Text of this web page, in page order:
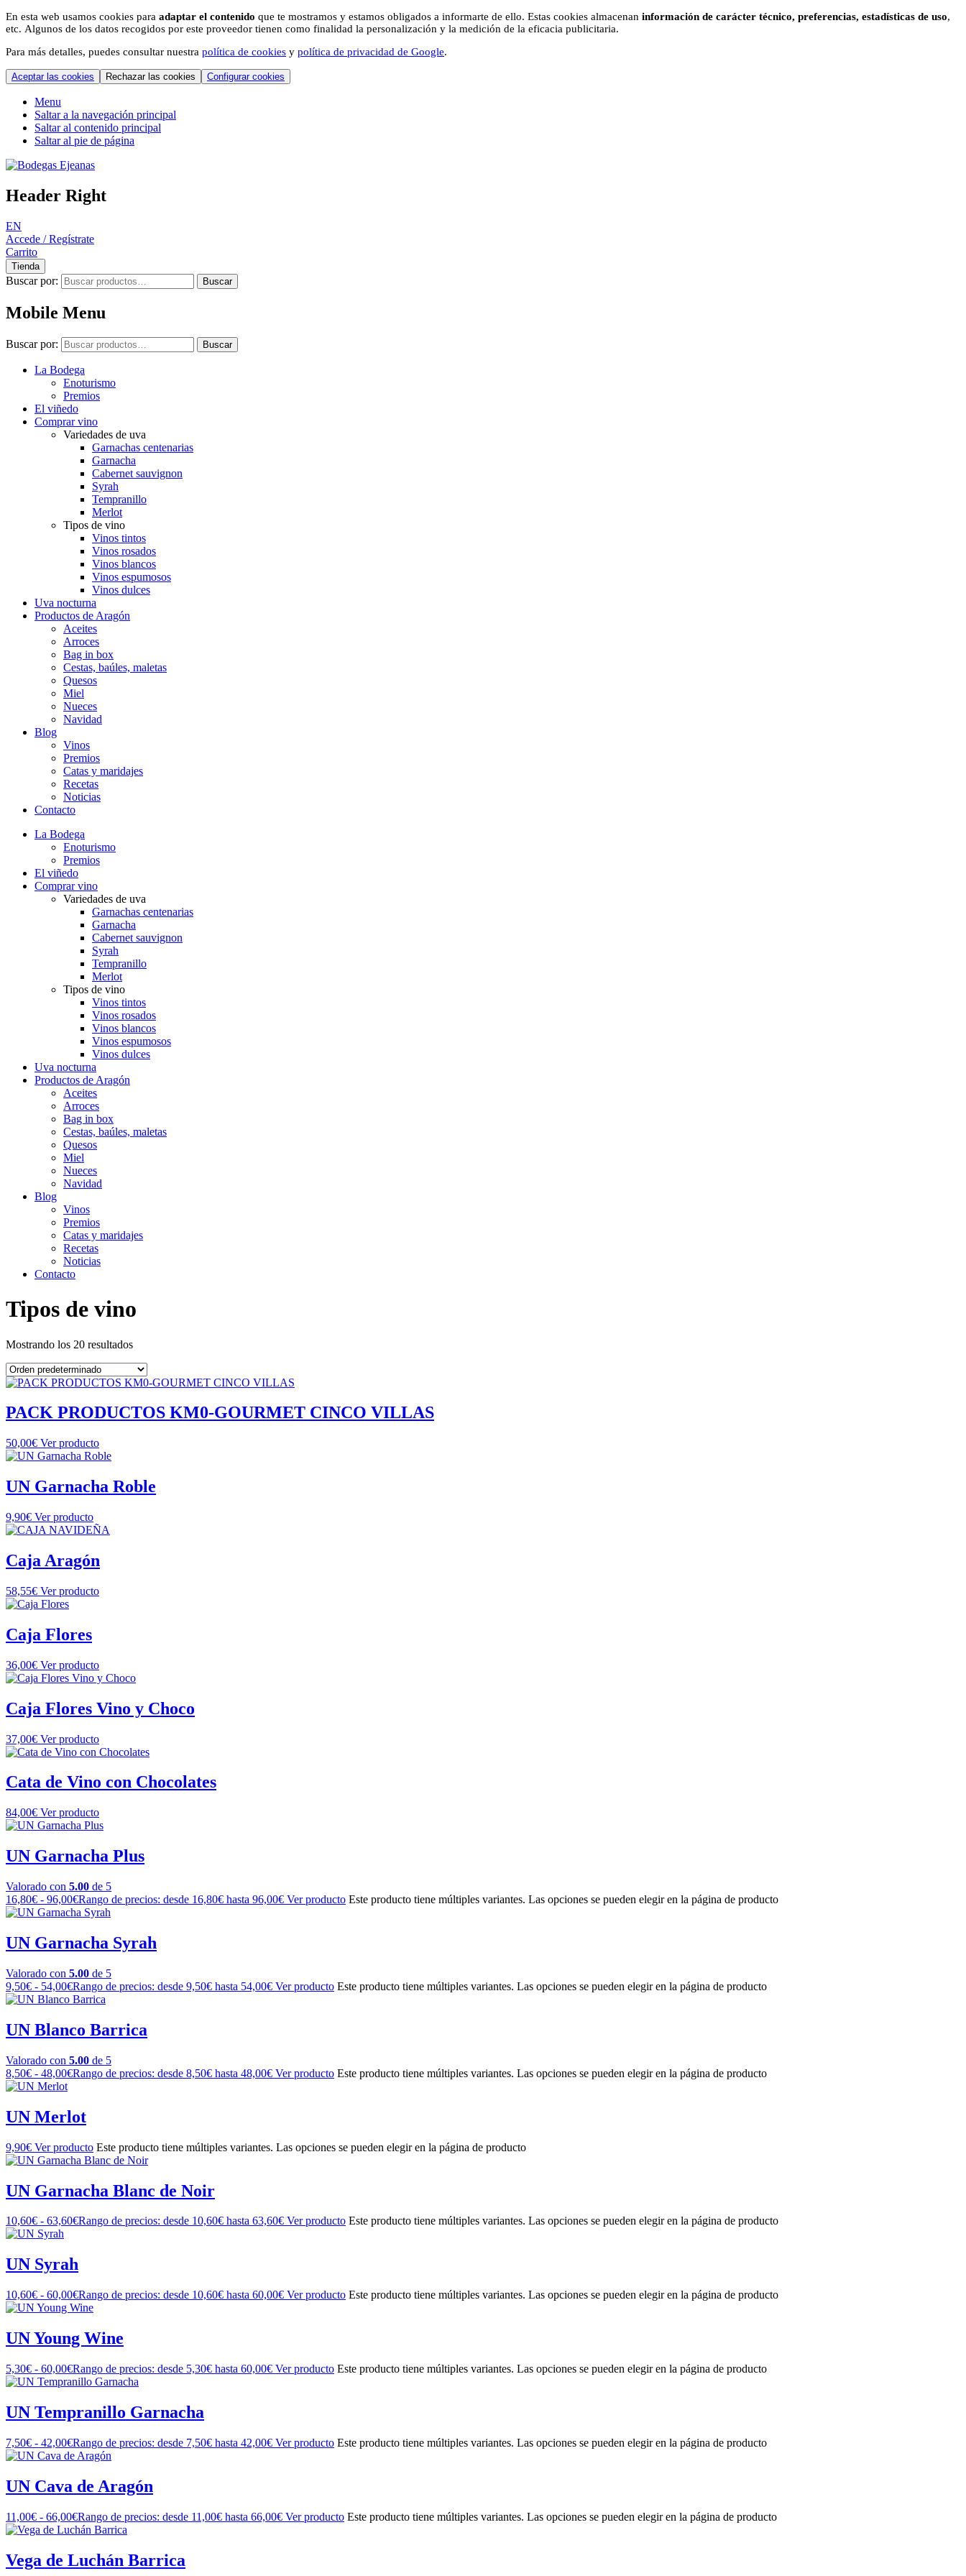
En esta web usamos cookies para adaptar el contenido que te mostramos y estamos obligados a informarte de ello. Estas cookies almacenan información de carácter técnico, preferencias, estadísticas de uso,
etc. Algunos de los datos recogidos por este proveedor tienen como finalidad la personalización y la medición de la eficacia publicitaria.
Para más detalles, puedes consultar nuestra política de cookies y política de privacidad de Google.
Aceptar las cookies Rechazar las cookies Configurar cookies
Menu
Saltar a la navegación principal
Saltar al contenido principal
Saltar al pie de página
Header Right
EN
Accede / Regístrate
Carrito
Tienda
Buscar por: Buscar
Mobile Menu
Buscar por: Buscar
La Bodega
Enoturismo
Premios
El viñedo
Comprar vino
Variedades de uva
Garnachas centenarias
Garnacha
Cabernet sauvignon
Syrah
Tempranillo
Merlot
Tipos de vino
Vinos tintos
Vinos rosados
Vinos blancos
Vinos espumosos
Vinos dulces
Uva nocturna
Productos de Aragón
Aceites
Arroces
Bag in box
Cestas, baúles, maletas
Quesos
Miel
Nueces
Navidad
Blog
Vinos
Premios
Catas y maridajes
Recetas
Noticias
Contacto
La Bodega
Enoturismo
Premios
El viñedo
Comprar vino
Variedades de uva
Garnachas centenarias
Garnacha
Cabernet sauvignon
Syrah
Tempranillo
Merlot
Tipos de vino
Vinos tintos
Vinos rosados
Vinos blancos
Vinos espumosos
Vinos dulces
Uva nocturna
Productos de Aragón
Aceites
Arroces
Bag in box
Cestas, baúles, maletas
Quesos
Miel
Nueces
Navidad
Blog
Vinos
Premios
Catas y maridajes
Recetas
Noticias
Contacto
Tipos de vino
Mostrando los 20 resultados
PACK PRODUCTOS KM0-GOURMET CINCO VILLAS
50,00€ Ver producto
UN Garnacha Roble
9,90€ Ver producto
Caja Aragón
58,55€ Ver producto
Caja Flores
36,00€ Ver producto
Caja Flores Vino y Choco
37,00€ Ver producto
Cata de Vino con Chocolates
84,00€ Ver producto
UN Garnacha Plus
Valorado con 5.00 de 5
16,80€ - 96,00€Rango de precios: desde 16,80€ hasta 96,00€ Ver producto Este producto tiene múltiples variantes. Las opciones se pueden elegir en la página de producto
UN Garnacha Syrah
Valorado con 5.00 de 5
9,50€ - 54,00€Rango de precios: desde 9,50€ hasta 54,00€ Ver producto Este producto tiene múltiples variantes. Las opciones se pueden elegir en la página de producto
UN Blanco Barrica
Valorado con 5.00 de 5
8,50€ - 48,00€Rango de precios: desde 8,50€ hasta 48,00€ Ver producto Este producto tiene múltiples variantes. Las opciones se pueden elegir en la página de producto
UN Merlot
9,90€ Ver producto Este producto tiene múltiples variantes. Las opciones se pueden elegir en la página de producto
UN Garnacha Blanc de Noir
10,60€ - 63,60€Rango de precios: desde 10,60€ hasta 63,60€ Ver producto Este producto tiene múltiples variantes. Las opciones se pueden elegir en la página de producto
UN Syrah
10,60€ - 60,00€Rango de precios: desde 10,60€ hasta 60,00€ Ver producto Este producto tiene múltiples variantes. Las opciones se pueden elegir en la página de producto
UN Young Wine
5,30€ - 60,00€Rango de precios: desde 5,30€ hasta 60,00€ Ver producto Este producto tiene múltiples variantes. Las opciones se pueden elegir en la página de producto
UN Tempranillo Garnacha
7,50€ - 42,00€Rango de precios: desde 7,50€ hasta 42,00€ Ver producto Este producto tiene múltiples variantes. Las opciones se pueden elegir en la página de producto
UN Cava de Aragón
11,00€ - 66,00€Rango de precios: desde 11,00€ hasta 66,00€ Ver producto Este producto tiene múltiples variantes. Las opciones se pueden elegir en la página de producto
Vega de Luchán Barrica